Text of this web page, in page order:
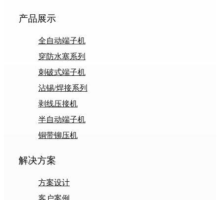
产品展示
全自动端子机
穿防水塞系列
刺破式端子机
沾锡/焊接系列
剥线压接机
半自动端子机
铜带铆压机
解决方案
方案设计
客户案例